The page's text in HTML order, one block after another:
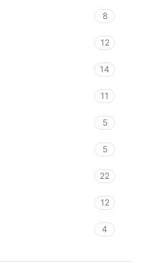
8
12
14
11
5
5
22
12
4